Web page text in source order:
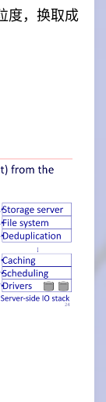
度，换取成